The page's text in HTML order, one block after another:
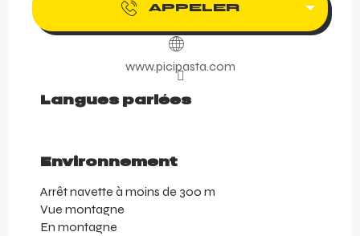
APPELER
www.picipasta.com
Langues parlées
Langues parlées
Environnement
Environnement
Arrêt navette à moins de 300 m
Vue montagne
En montagne